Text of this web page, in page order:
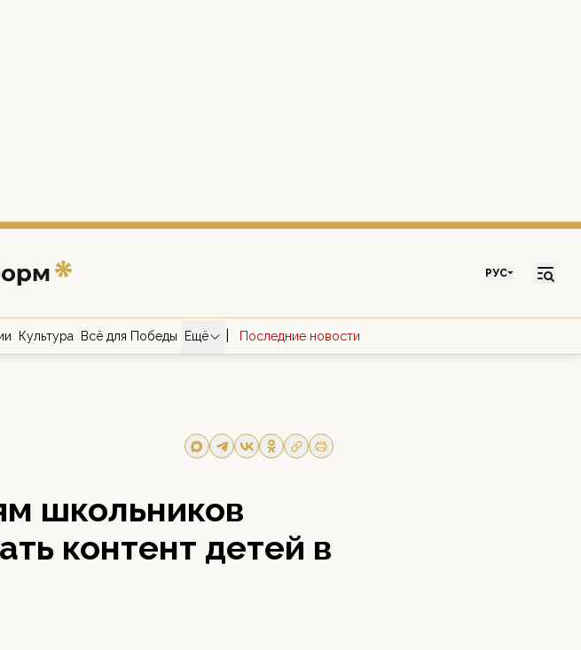
РУС
Культура Всё для Победы Ещё Последние новости
школьников
контент детей в